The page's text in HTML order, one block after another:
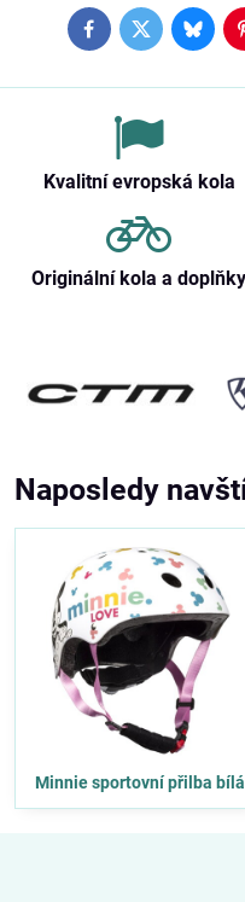
FacebookTwitter
Kvalitní evropská kola
Originální kola a doplňky
Naposledy
Minnie sportovní přilba bílá